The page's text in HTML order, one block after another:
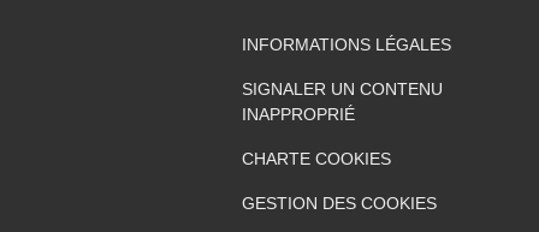
INFORMATIONS LÉGALES
SIGNALER UN CONTENU
INAPPROPRIÉ
CHARTE COOKIES
GESTION DES COOKIES